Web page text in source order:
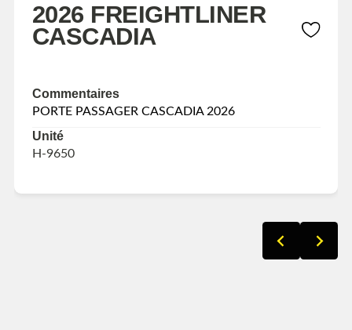
2026 FREIGHTLINER
CASCADIA
Commentaires
PORTE PASSAGER CASCADIA 2026
Unité
H-9650